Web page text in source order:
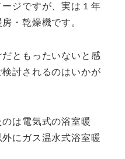
ジですが、実は１年
・乾燥機です。
ともったいないと感
討されるのはいかが
は電気式の浴室暖
にガス温水式浴室暖